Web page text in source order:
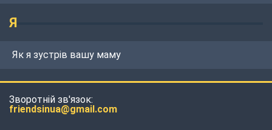
Я
Як я зустрів вашу маму
Зворотній зв'язок:
friendsinua@gmail.com